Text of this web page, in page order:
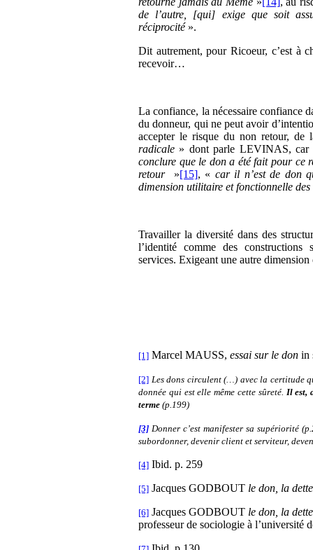
de l’autre, [qui] exige que soit
réciprocité».
Dit autrement, pour Ricoeur, c’est à
recevoir…
La confiance, la nécessaire confiance
du donneur, qui ne peut avoir
accepter le risque du non retour,
radicale » dont parle LEVINAS,
conclure que le don a été fait pour
retour
»[15], « car il n’est de don
dimension utilitaire et fonctionnelle des
Travailler la diversité dans des
l’identité comme des constructions
services. Exigeant une autre
[1] Marcel MAUSS, essai sur le don in
[2] Les dons circulent (…) avec la certitude
donnée qui est elle même cette sûreté. Il est,
terme (p.199)
[3] Donner c’est manifester sa supériorité
subordonner, devenir client et serviteur,
[4] Ibid. p. 259
[5] Jacques GODBOUT le don, la
[6] Jacques GODBOUT le don, la
professeur de sociologie à l’université